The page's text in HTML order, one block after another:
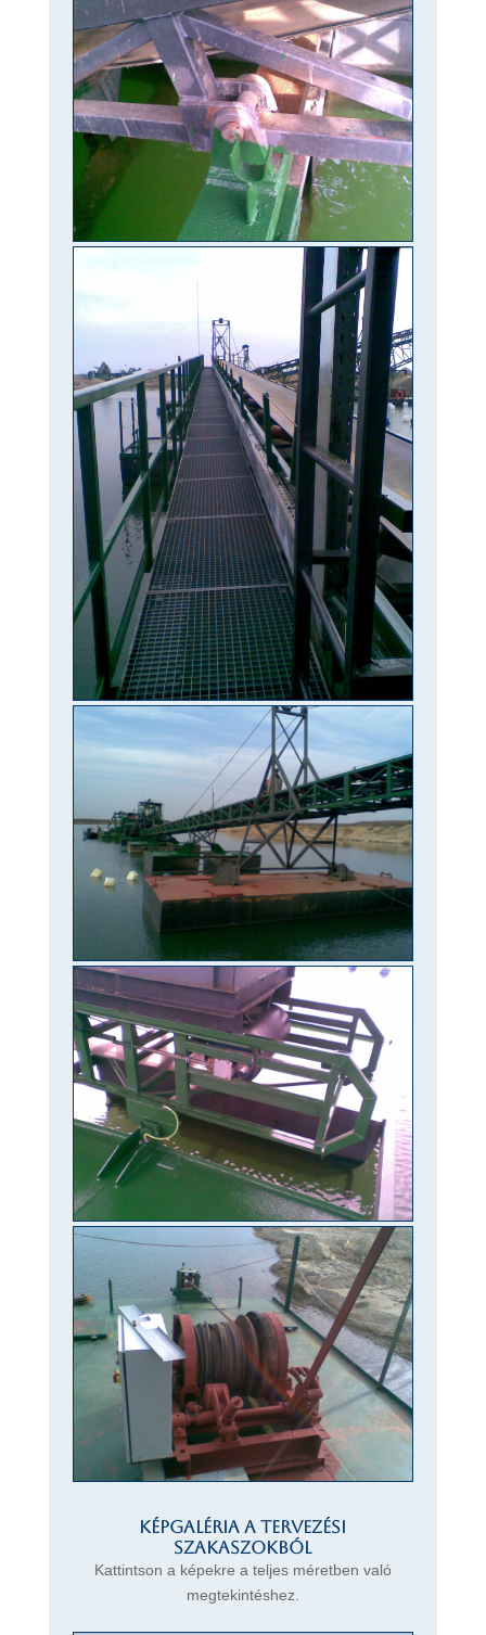
Képgaléria a tervezési
szakaszokból
Kattintson a képekre a teljes méretben való
megtekintéshez.